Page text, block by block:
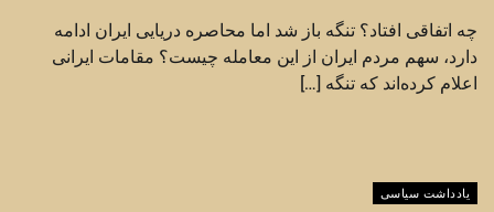
چه اتفاقی افتاد؟ تنگه باز شد اما محاصره دریایی ایران ادامه
دارد، سهم مردم ایران از این معامله چیست؟ مقامات ایرانی
اعلام کرده‌اند که تنگه […]
یادداشت سیاسی